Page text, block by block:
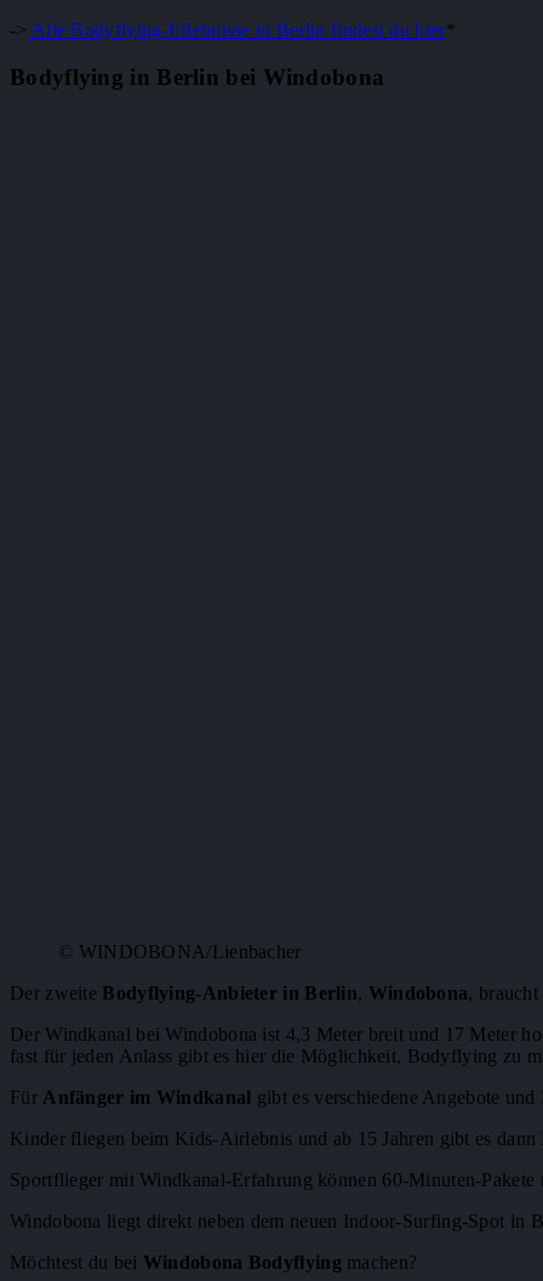
-> Alle Bodyflying-Erlebnisse in Berlin findest du hier*
Bodyflying in Berlin bei Windobona
© WINDOBONA/Lienbacher
Der zweite Bodyflying-Anbieter in Berlin, Windobona,
Der Windkanal bei Windobona ist 4,3 Meter breit und 17 Meter
fast für jeden Anlass gibt es hier die Möglichkeit, Bodyflying zu
Für Anfänger im Windkanal gibt es verschiedene Angebote
Kinder fliegen beim Kids-Airlebnis und ab 15 Jahren gibt es
Sportflieger mit Windkanal-Erfahrung können 60-Minuten-Pakete
Windobona liegt direkt neben dem neuen Indoor-Surfing-Spot in
Möchtest du bei Windobona Bodyflying machen?